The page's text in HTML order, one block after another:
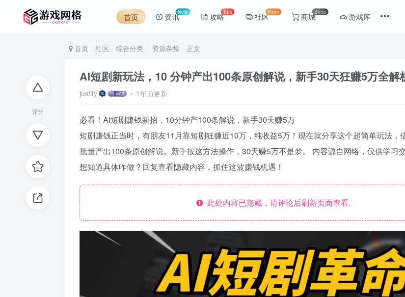
首页 资讯New 攻略Tips 社区Form 商城Shop 游戏库
评分
首页 社区 综合分类 资源杂烩 正文
AI短剧新玩法，10 分钟产出100条原创解说，新手30天狂赚5万全解
justify 1年前更新
必看！AI短剧赚钱新招，10分钟产100条解说，新手30天赚5万
短剧赚钱正当时，有朋友11月靠短剧狂赚近10万，纯收益5万！现在就分享这个超简单玩法，
批量产出100条原创解说。新手按这方法操作，30天赚5万不是梦。 内容源自网络，仅供学习交
想知道具体咋做？回复查看隐藏内容，抓住这波赚钱机遇！
此处内容已隐藏，请评论后刷新页面查看.